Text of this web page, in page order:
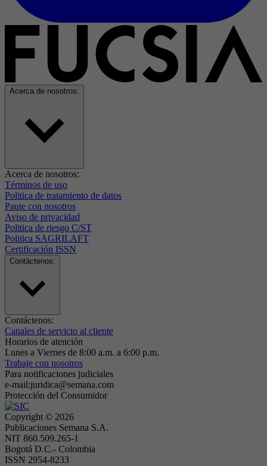
Acerca de nosotros:
Acerca de nosotros:
Términos de uso
Politica de tratamiento de datos
Paute con nosotros
Aviso de privacidad
Politica de riesgo C/ST
Politica SAGRILAFT
Certificación ISSN
Contáctenos:
Contáctenos:
Canales de servicio al cliente
Horarios de atención
Lunes a Viernes de 8:00 a.m. a 6:00 p.m.
Trabaje con nosotros
Para notificaciones judiciales
e-mail:juridica@semana.com
Protección del Consumidor
Copyright © 2026
Publicaciones Semana S.A.
NIT 860.509.265-1
Bogotá D.C.- Colombia
ISSN 2954-8233